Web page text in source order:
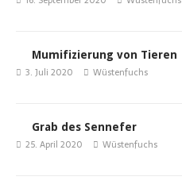
Mumifizierung von Tieren
3. Juli 2020 Wüstenfuchs
Grab des Sennefer
25. April 2020 Wüstenfuchs